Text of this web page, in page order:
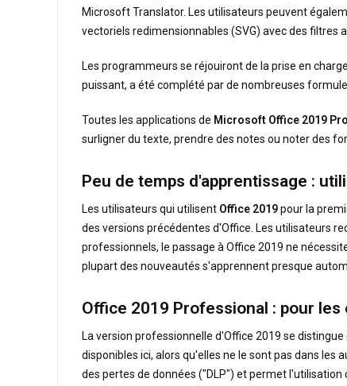
Microsoft Translator. Les utilisateurs peuvent
vectoriels redimensionnables (SVG) avec des filtres
Les programmeurs se réjouiront de la prise en
puissant, a été complété par de nombreuses
Toutes les applications de Microsoft Office 2019
surligner du texte, prendre des notes ou noter des
Peu de temps d'apprentissage :
Les utilisateurs qui utilisent Office 2019pour la
des versions précédentes d'Office. Les utilisateurs
professionnels, le passage à Office 2019 ne
plupart des nouveautés s'apprennent presque
Office 2019 Professional : pour
La version professionnelle d'Office 2019 se
disponibles ici, alors qu'elles ne le sont pas dans
des pertes de données ("DLP") et permet